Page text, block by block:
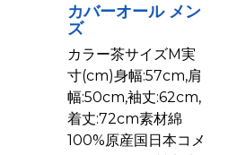
カバーオール メン
ズ
カラー茶サイズM実
寸(cm)身幅:57cm,肩
幅:50cm,袖丈:62cm,
着丈:72cm素材綿
100%原産国日本コメ